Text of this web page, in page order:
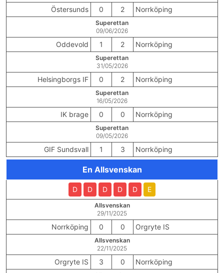
Östersunds 0 2 Norrköping
Superettan
09/06/2026
Oddevold 1 2 Norrköping
Superettan
31/05/2026
Helsingborgs IF 0 2 Norrköping
Superettan
16/05/2026
IK brage 0 0 Norrköping
Superettan
09/05/2026
GIF Sundsvall 1 3 Norrköping
En Allsvenskan
D D D D D E
Allsvenskan
29/11/2025
Norrköping 0 0 Orgryte IS
Allsvenskan
22/11/2025
Orgryte IS 3 0 Norrköping